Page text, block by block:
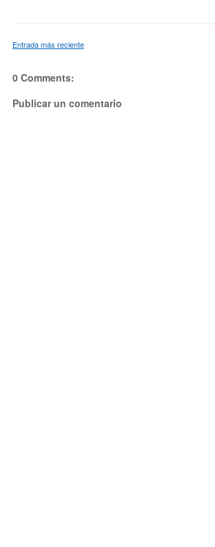
Entrada más reciente
0 Comments:
Publicar un comentario